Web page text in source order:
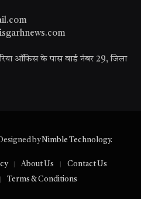
ऑफिस के पास वार्ड नंबर 29, जिला
byNimble Technology.
About Us
Contact Us
Terms & Conditions